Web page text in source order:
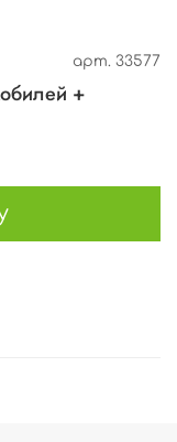
арт. 33577
+